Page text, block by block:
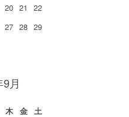
20 21
22
27 28 29
月
木 金
土